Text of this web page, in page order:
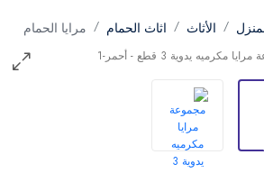
الأثاث اثاث الحمام مرايا الحمام